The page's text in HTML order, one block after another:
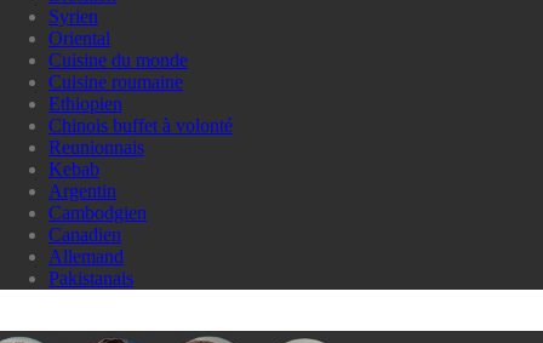
Syrien
Oriental
Cuisine du monde
Cuisine roumaine
Ethiopien
Chinois buffet à volonté
Reunionnais
Kebab
Argentin
Cambodgien
Canadien
Allemand
Pakistanais